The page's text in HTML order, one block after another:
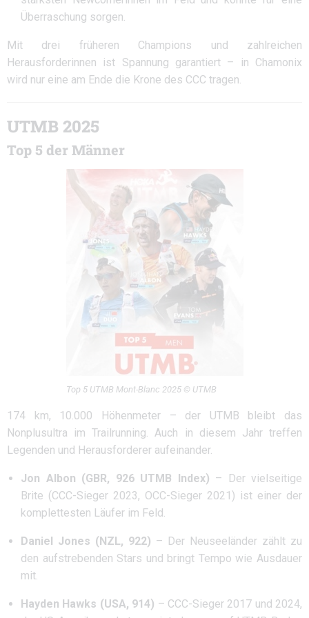
Überraschung sorgen.
Mit drei früheren Champions und zahlreichen
Herausforderinnen ist Spannung garantiert – in Chamonix
wird nur eine am Ende die Krone des CCC tragen.
UTMB 2025
Top 5 der Männer
Top 5 UTMB Mont-Blanc 2025 © UTMB
174 km, 10.000 Höhenmeter – der UTMB bleibt das
Nonplusultra im Trailrunning. Auch in diesem Jahr treffen
Legenden und Herausforderer aufeinander.
Jon Albon (GBR, 926 UTMB Index) – Der vielseitige
Brite (CCC-Sieger 2023, OCC-Sieger 2021) ist einer der
komplettesten Läufer im Feld.
Daniel Jones (NZL, 922) – Der Neuseeländer zählt zu
den aufstrebenden Stars und bringt Tempo wie Ausdauer
mit.
Hayden Hawks (USA, 914) – CCC-Sieger 2017 und 2024,